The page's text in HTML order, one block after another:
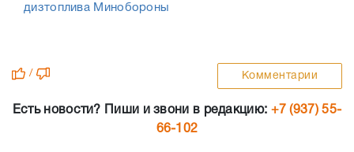
дизтоплива Минобороны
/ Комментарии
Есть новости? Пиши и звони в редакцию: +7 (937) 55-
66-102